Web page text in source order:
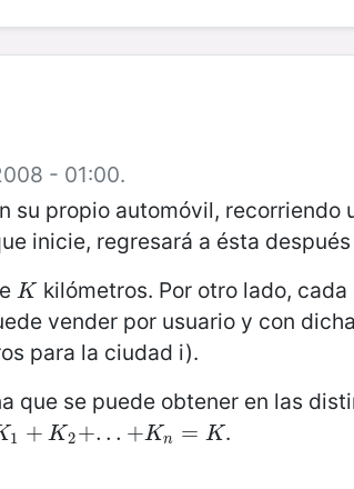
- 01:00.
su propio automóvil,
inicie, regresará a ésta
K
K kilómetros. Por otro lado,
vender por usuario y con
para la ciudad i).
que se puede obtener en las
1 + K2+. . . +Kn = K
1 +K 2+...+ Kn=K
.